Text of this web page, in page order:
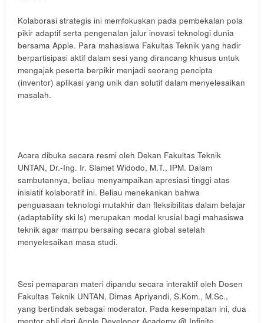
Kolaborasi strategis ini memfokuskan pada pembekalan pola
pikir adaptif serta pengenalan jalur inovasi teknologi dunia
bersama Apple. Para mahasiswa Fakultas Teknik yang hadir
berpartisipasi aktif dalam sesi yang dirancang khusus untuk
mengajak peserta berpikir menjadi seorang pencipta
(inventor) aplikasi yang unik dan solutif dalam menyelesaikan
masalah.
Acara dibuka secara resmi oleh Dekan Fakultas Teknik
UNTAN, Dr.-Ing. Ir. Slamet Widodo, M.T., IPM. Dalam
sambutannya, beliau menyampaikan apresiasi tinggi atas
inisiatif kolaboratif ini. Beliau menekankan bahwa
penguasaan teknologi mutakhir dan fleksibilitas dalam belajar
(adaptability ski ls) merupakan modal krusial bagi mahasiswa
teknik agar mampu bersaing secara global setelah
menyelesaikan masa studi.
Sesi pemaparan materi dipandu secara interaktif oleh Dosen
Fakultas Teknik UNTAN, Dimas Apriyandi, S.Kom., M.Sc.,
yang bertindak sebagai moderator. Pada kesempatan ini, dua